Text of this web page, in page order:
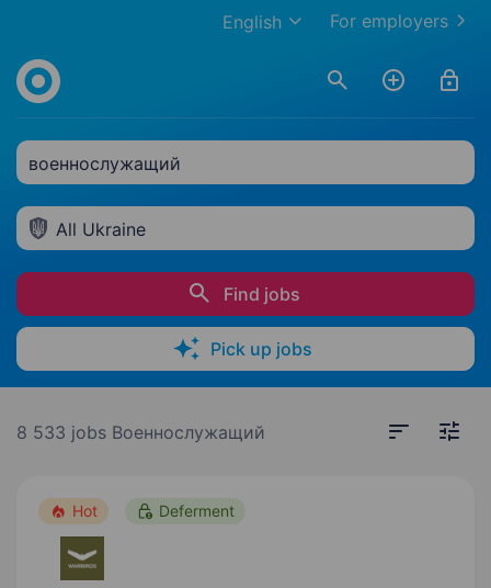
For employers
English
военнослужащий
All Ukraine
Find jobs
Pick up jobs
8 533 jobs Военнослужащий
Hot Deferment